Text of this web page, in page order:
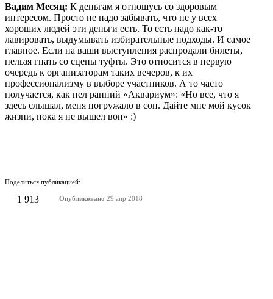
Вадим Месяц: К деньгам я отношусь со здоровым
интересом. Просто не надо забывать, что не у всех
хороших людей эти деньги есть. То есть надо как-то
лавировать, выдумывать избирательные подходы. И самое
главное. Если на ваши выступления распродали билеты,
нельзя гнать со сцены туфты. Это относится в первую
очередь к организаторам таких вечеров, к их
профессионализму в выборе участников. А то часто
получается, как пел ранний «Аквариум»: «Но все, что я
здесь слышал, меня погружало в сон. Дайте мне мой кусок
жизни, пока я не вышел вон» :)
Поделиться публикацией:
1 913 Опубликовано 29 апр 2018